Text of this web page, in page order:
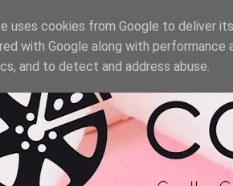
uses cookies from Google to deliver
with Google along with
and to detect and address abuse.